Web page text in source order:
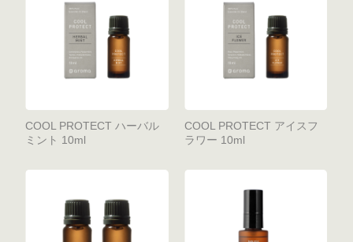
COOL PROTECT ハーバル
ミント 10ml
COOL PROTECT アイスフ
ラワー 10ml